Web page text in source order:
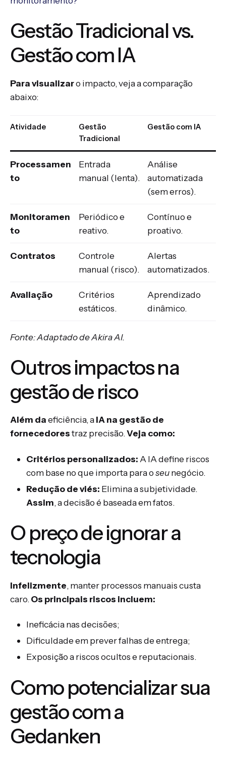
Gestão Tradicional vs.
Gestão com IA
Para visualizaro impacto, veja a comparação
abaixo:
Atividade
Gestão
Tradicional
Gestão com IA
Processamen
to
Entrada
manual (lenta).
Análise
automatizada
(sem erros).
Monitoramen
to
Periódico e
reativo.
Contínuo e
proativo.
Contratos
Controle
manual (risco).
Alertas
automatizados.
Avaliação
Critérios
estáticos.
Aprendizado
dinâmico.
Fonte: Adaptado de Akira AI.
Outros impactos na
gestão de risco
Além daeficiência, aIA na gestão de
fornecedorestraz precisão.Veja como:
Critérios personalizados: A IA define riscos
com base no que importa para oseunegócio.
Redução de viés: Elimina a subjetividade.
Assim, a decisão é baseada em fatos.
O preço de ignorar a
tecnologia
Infelizmente, manter processos manuais custa
caro. Os principais riscos incluem:
Ineficácia nas decisões;
Dificuldade em prever falhas de entrega;
Exposição a riscos ocultos e reputacionais.
Como potencializar sua
gestão com a
Gedanken